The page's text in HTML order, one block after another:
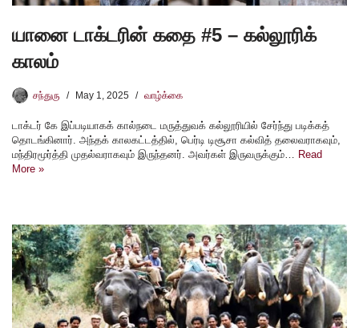
யானை டாக்டரின் கதை #5 – கல்லூரிக்
காலம்
சந்துரு May 1, 2025 வாழ்க்கை
டாக்டர் கே இப்படியாகக் கால்நடை மருத்துவக் கல்லூரியில் சேர்ந்து படிக்கத்
தொடங்கினார். அந்தக் காலகட்டத்தில், பெர்டி டிசூசா கல்வித் தலைவராகவும்,
மந்திரமூர்த்தி முதல்வராகவும் இருந்தனர். அவர்கள் இருவருக்கும்… Read
More »